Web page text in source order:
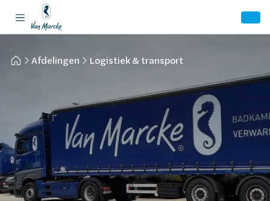
Afdelingen Logistiek & transport